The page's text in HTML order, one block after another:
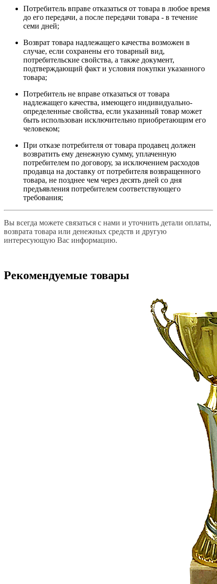
Потребитель вправе отказаться от товара в любое время
до его передачи, а после передачи товара - в течение
семи дней;
Возврат товара надлежащего качества возможен в
случае, если сохранены его товарный вид,
потребительские свойства, а также документ,
подтверждающий факт и условия покупки указанного
товара;
Потребитель не вправе отказаться от товара
надлежащего качества, имеющего индивидуально-
определенные свойства, если указанный товар может
быть использован исключительно приобретающим его
человеком;
При отказе потребителя от товара продавец должен
возвратить ему денежную сумму, уплаченную
потребителем по договору, за исключением расходов
продавца на доставку от потребителя возвращенного
товара, не позднее чем через десять дней со дня
предъявления потребителем соответствующего
требования;
Вы всегда можете связаться с нами и уточнить детали оплаты,
возврата товара или денежных средств и другую
интересующую Вас информацию.
Рекомендуемые товары